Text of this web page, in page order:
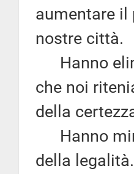
aumentare il
nostre città.
Hanno
che noi
della
Hanno
della legalità.